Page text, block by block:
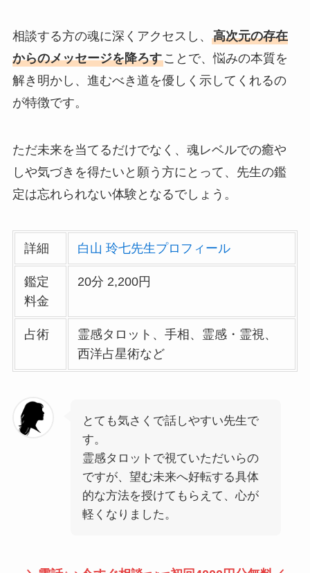
相談する方の魂に深くアクセスし、 高次元の存在
からのメッセージを降ろすことで、悩みの本質を
解き明かし、進むべき道を優しく示してくれるの
が特徴です。
ただ未来を当てるだけでなく、魂レベルでの癒や
しや気づきを得たいと願う方にとって、先生の鑑
定は忘れられない体験となるでしょう。
詳細 白山 玲七先生プロフィール
鑑定
料金
20分 2,200円
占術
霊感タロット、手相、霊感・霊視、
西洋占星術など
とても気さくで話しやすい先生で
す。
霊感タロットで視ていただいらの
ですが、望む未来へ好転する具体
的な方法を授けてもらえて、心が
軽くなりました。